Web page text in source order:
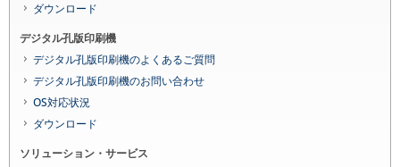
ダウンロード
デジタル孔版印刷機
デジタル孔版印刷機のよくあるご質問
デジタル孔版印刷機のお問い合わせ
OS対応状況
ダウンロード
ソリューション・サービス